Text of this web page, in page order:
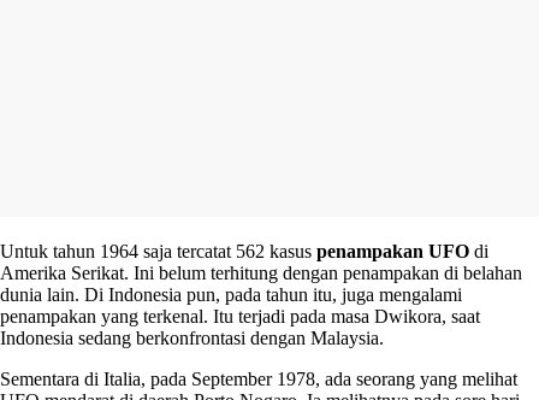
Untuk tahun 1964 saja tercatat 562 kasus penampakan UFO di
Amerika Serikat. Ini belum terhitung dengan penampakan di belahan
dunia lain. Di Indonesia pun, pada tahun itu, juga mengalami
penampakan yang terkenal. Itu terjadi pada masa Dwikora, saat
Indonesia sedang berkonfrontasi dengan Malaysia.
Sementara di Italia, pada September 1978, ada seorang yang melihat